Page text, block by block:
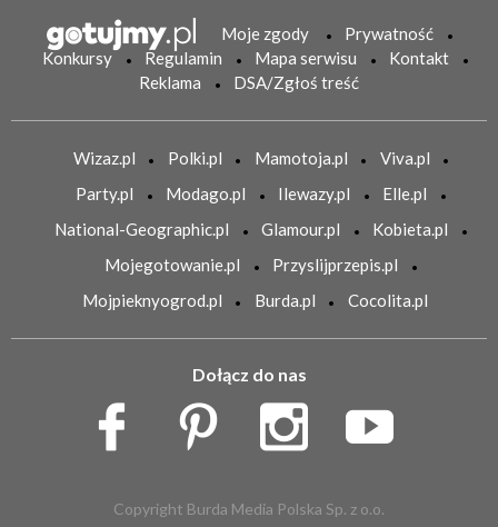
Moje zgody
Prywatność
Konkursy
Regulamin Mapa serwisu
Kontakt
Reklama
DSA/Zgłoś treść
Wizaz.pl Polki.pl Mamotoja.pl
Viva.pl
Party.pl
Modago.pl Ilewazy.pl
Elle.pl
National-Geographic.pl
Glamour.pl
Kobieta.pl
Mojegotowanie.pl
Przyslijprzepis.pl
Mojpieknyogrod.pl
Burda.pl Cocolita.pl
Dołącz do nas
Copyright Burda Media Polska Sp. z o.o.